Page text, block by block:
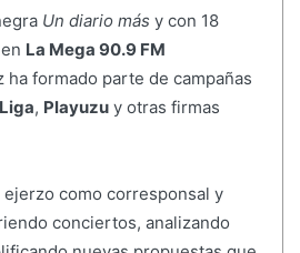
Un diario más y con 18
La Mega 90.9 FM
ha formado parte de campañas
, Playuzuy otras firmas
ejerzo como corresponsal y
conciertos, analizando